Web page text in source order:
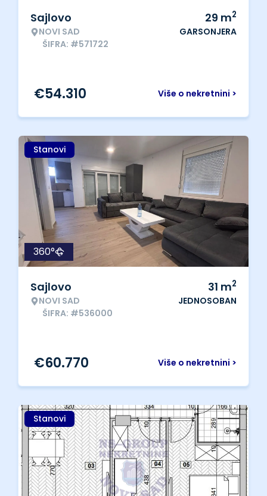
Sajlovo
NOVI SAD
ŠIFRA: #571722
29 m2
GARSONJERA
Više o nekretnini >
€54.310
Stanovi
360°
Sajlovo
NOVI SAD
ŠIFRA: #536000
31 m2
JEDNOSOBAN
Više o nekretnini >
€60.770
Stanovi